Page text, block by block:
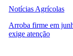
Notícias Agrícolas
Arroba firme em
exige atenção